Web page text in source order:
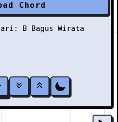
Chord
B Bagus Wirata